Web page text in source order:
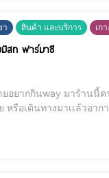
า สินค้า และบริการ เก
มิสท ฟาร์มาซี
ยอยากกินway มาร้านนี้
ก